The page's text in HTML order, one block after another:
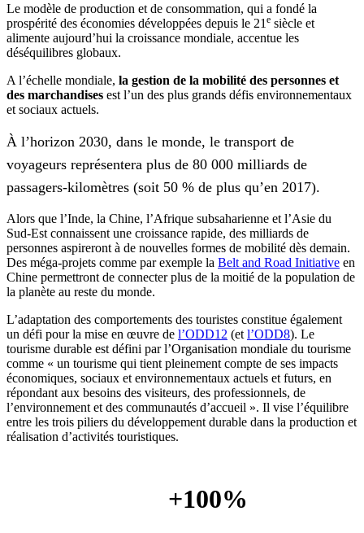
Le modèle de production et de consommation, qui a fondé la
prospérité des économies développées depuis le 21 e siècle et
alimente aujourd’hui la croissance mondiale, accentue les
déséquilibres globaux.
A l’échelle mondiale, la gestion de la mobilité des personnes et
des marchandises est l’un des plus grands défis environnementaux
et sociaux actuels.
À l’horizon 2030, dans le monde, le transport de
voyageurs représentera plus de 80 000 milliards de
passagers-kilomètres (soit 50 % de plus qu’en 2017).
Alors que l’Inde, la Chine, l’Afrique subsaharienne et l’Asie du
Sud-Est connaissent une croissance rapide, des milliards de
personnes aspireront à de nouvelles formes de mobilité dès demain.
Des méga-projets comme par exemple la Belt and Road Initiative en
Chine permettront de connecter plus de la moitié de la population de
la planète au reste du monde.
L’adaptation des comportements des touristes constitue également
un défi pour la mise en œuvre de l’ODD12 (et l’ODD8). Le
tourisme durable est défini par l’Organisation mondiale du tourisme
comme « un tourisme qui tient pleinement compte de ses impacts
économiques, sociaux et environnementaux actuels et futurs, en
répondant aux besoins des visiteurs, des professionnels, de
l’environnement et des communautés d’accueil ». Il vise l’équilibre
entre les trois piliers du développement durable dans la production et
réalisation d’activités touristiques.
+100%